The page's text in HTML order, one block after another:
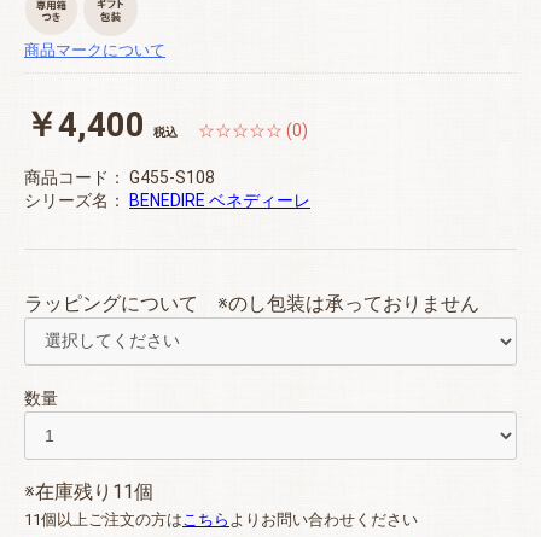
商品マークについて
￥4,400 税込 ☆☆☆☆☆ (0)
商品コード： G455-S108
シリーズ名：
BENEDIRE ベネディーレ
ラッピングについて ※のし包装は承っておりません
数量
※在庫残り11個
11個以上ご注文の方はこちら よりお問い合わせください